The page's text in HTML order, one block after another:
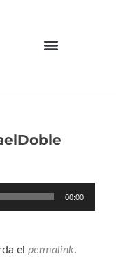
00:00
el permalink.